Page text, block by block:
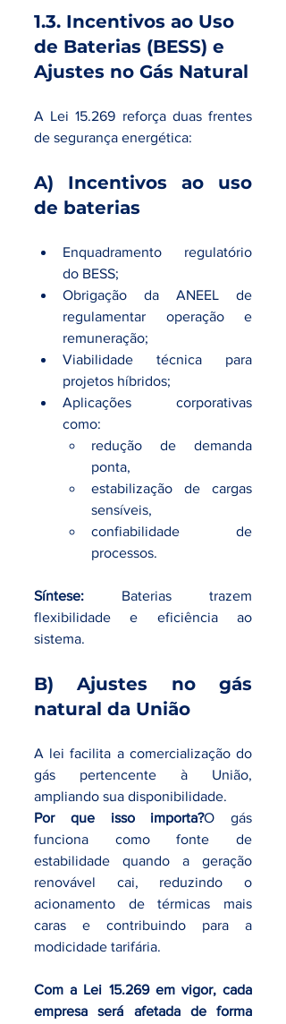
1.3. Incentivos ao Uso
de Baterias (BESS) e
Ajustes no Gás Natural
A Lei 15.269 reforça duas frentes
de segurança energética:
A) Incentivos ao uso
de baterias
Enquadramento regulatório
do BESS;
Obrigação da ANEEL de
regulamentar operação e
remuneração;
Viabilidade técnica para
projetos híbridos;
Aplicações corporativas
como:
redução de demanda
ponta,
estabilização de cargas
sensíveis,
confiabilidade de
processos.
Síntese: Baterias trazem
flexibilidade e eficiência ao
sistema.
B) Ajustes no gás
natural da União
A lei facilita a comercialização do
gás pertencente à União,
ampliando sua disponibilidade.
Por que isso importa?O gás
funciona como fonte de
estabilidade quando a geração
renovável cai, reduzindo o
acionamento de térmicas mais
caras e contribuindo para a
modicidade tarifária.
Com a Lei 15.269 em vigor, cada
empresa será afetada de forma